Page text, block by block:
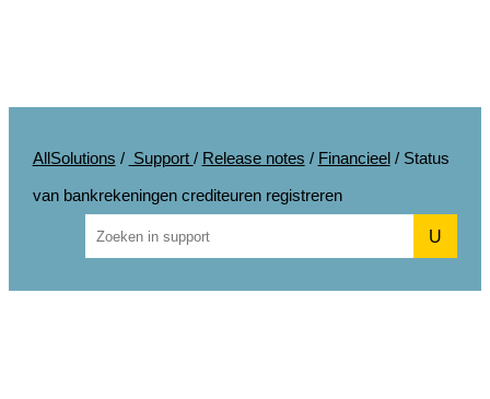
AllSolutions / Support / Release notes / Financieel/ Status
van bankrekeningen crediteuren registreren
U